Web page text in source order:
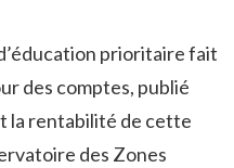
prioritaire fait
des comptes, publié
la rentabilité de cette
des Zones